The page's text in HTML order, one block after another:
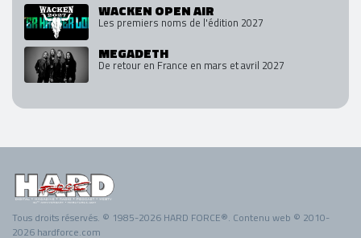
WACKEN OPEN AIR
Les premiers noms de l'édition 2027
MEGADETH
De retour en France en mars et avril 2027
Tous droits réservés. © 1985-2026 HARD FORCE®. Contenu web © 2010-
2026 hardforce.com